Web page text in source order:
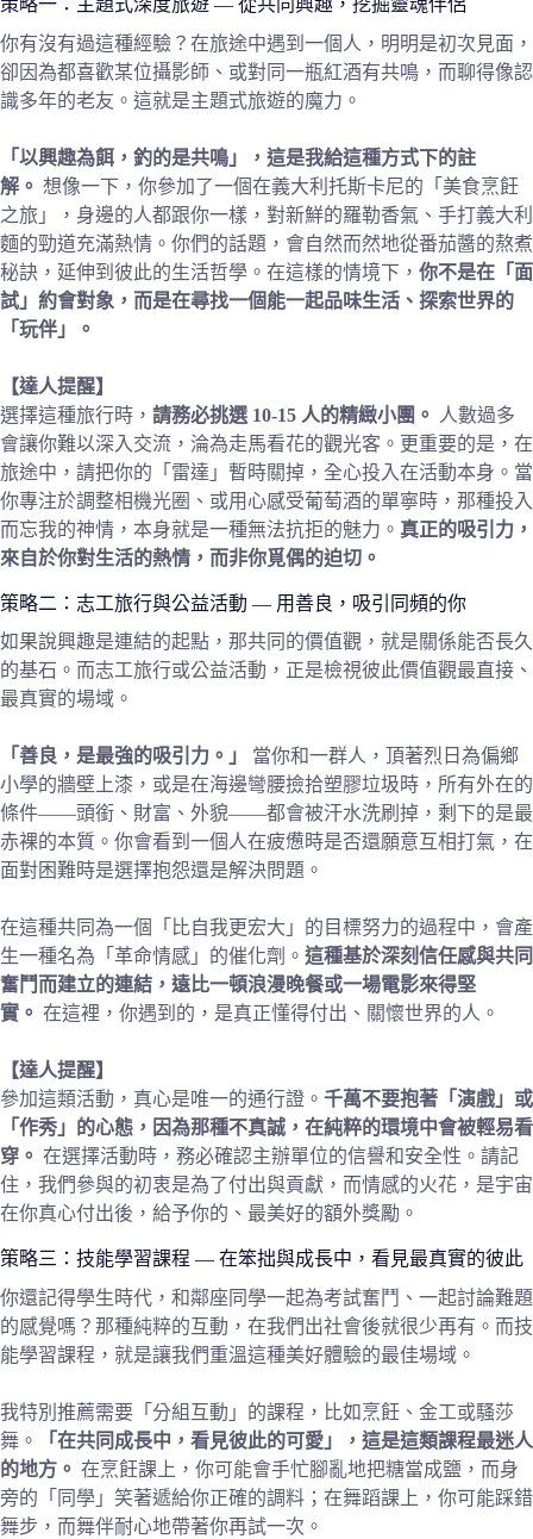
你有沒有過這種經驗？在旅途中遇到一個人，明明是初次見面，
卻因為都喜歡某位攝影師、或對同一瓶紅酒有共鳴，而聊得像認
識多年的老友。這就是主題式旅遊的魔力。
「以興趣為餌，釣的是共鳴」，這是我給這種方式下的註
解。 想像一下，你參加了一個在義大利托斯卡尼的「美食烹飪
之旅」，身邊的人都跟你一樣，對新鮮的羅勒香氣、手打義大利
麵的勁道充滿熱情。你們的話題，會自然而然地從番茄醬的熬煮
秘訣，延伸到彼此的生活哲學。在這樣的情境下， 你不是在「面
試」約會對象，而是在尋找一個能一起品味生活、探索世界的
「玩伴」。
【達人提醒】
選擇這種旅行時， 請務必挑選 10-15 人的精緻小團。
人數過多
會讓你難以深入交流，淪為走馬看花的觀光客。更重要的是，在
旅途中，請把你的「雷達」暫時關掉，全心投入在活動本身。當
你專注於調整相機光圈、或用心感受葡萄酒的單寧時，那種投入
而忘我的神情，本身就是一種無法抗拒的魅力。 真正的吸引力，
來自於你對生活的熱情，而非你覓偶的迫切。
策略二：志工旅行與公益活動 — 用善良，吸引同頻的你
如果說興趣是連結的起點，那共同的價值觀，就是關係能否長久
的基石。而志工旅行或公益活動，正是檢視彼此價值觀最直接、
最真實的場域。
「善良，是最強的吸引力。」
當你和一群人，頂著烈日為偏鄉
小學的牆壁上漆，或是在海邊彎腰撿拾塑膠垃圾時，所有外在的
條件——頭銜、財富、外貌——都會被汗水洗刷掉，剩下的是最
赤裸的本質。你會看到一個人在疲憊時是否還願意互相打氣，在
面對困難時是選擇抱怨還是解決問題。
在這種共同為一個「比自我更宏大」的目標努力的過程中，會產
生一種名為「革命情感」的催化劑。 這種基於深刻信任感與共同
奮鬥而建立的連結，遠比一頓浪漫晚餐或一場電影來得堅
實。 在這裡，你遇到的，是真正懂得付出、關懷世界的人。
【達人提醒】
參加這類活動，真心是唯一的通行證。 千萬不要抱著「演戲」或
「作秀」的心態，因為那種不真誠，在純粹的環境中會被輕易看
穿。 在選擇活動時，務必確認主辦單位的信譽和安全性。請記
住，我們參與的初衷是為了付出與貢獻，而情感的火花，是宇宙
在你真心付出後，給予你的、最美好的額外獎勵。
策略三：技能學習課程 — 在笨拙與成長中，看見最真實的彼此
你還記得學生時代，和鄰座同學一起為考試奮鬥、一起討論難題
的感覺嗎？那種純粹的互動，在我們出社會後就很少再有。而技
能學習課程，就是讓我們重溫這種美好體驗的最佳場域。
我特別推薦需要「分組互動」的課程，比如烹飪、金工或騷莎
舞。
「在共同成長中，看見彼此的可愛」，這是這類課程最迷人
的地方。 在烹飪課上，你可能會手忙腳亂地把糖當成鹽，而身
旁的「同學」笑著遞給你正確的調料；在舞蹈課上，你可能踩錯
舞步，而舞伴耐心地帶著你再試一次。